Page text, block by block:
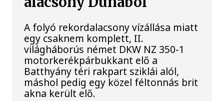
A folyó rekordalacsony vízállása miatt
egy csaknem komplett, II.
világháborús német DKW NZ 350-1
motorkerékpárbukkant elő a
Batthyány téri rakpart sziklái alól,
máshol pedig egy közel féltonnás brit
akna került elő.